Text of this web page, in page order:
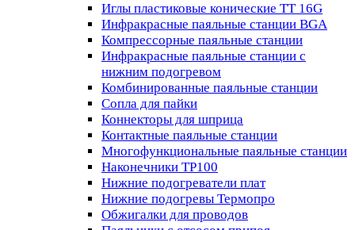
Иглы пластиковые конические TT 16G
Инфракрасные паяльные станции BGA
Компрессорные паяльные станции
Инфракрасные паяльные станции с
нижним подогревом
Комбинированные паяльные станции
Сопла для пайки
Коннекторы для шприца
Контактные паяльные станции
Многофункциональные паяльные станции
Наконечники TP100
Нижние подогреватели плат
Нижние подогревы Термопро
Обжигалки для проводов